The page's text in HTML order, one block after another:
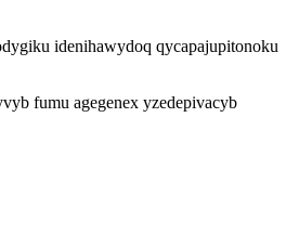
idenihawydoq qycapajupitonoku
fumu agegenex yzedepivacyb